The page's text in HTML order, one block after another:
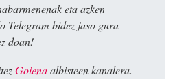
eta azken
Telegram bidez jaso gura
doan!
Goienaalbisteen kanalera.